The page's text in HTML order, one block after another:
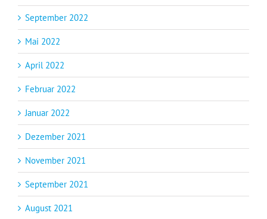
September 2022
Mai 2022
April 2022
Februar 2022
Januar 2022
Dezember 2021
November 2021
September 2021
August 2021